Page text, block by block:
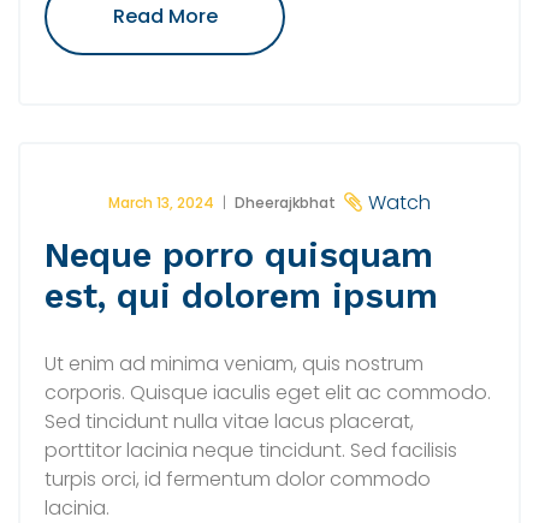
Read More"Quis
Autem
Vel
March 13, 2024 Dheerajkbhat Watch
Neque porro quisquam
est, qui dolorem ipsum
Ut enim ad minima veniam, quis nostrum
corporis. Quisque iaculis eget elit ac commodo.
Sed tincidunt nulla vitae lacus placerat,
porttitor lacinia neque tincidunt. Sed facilisis
turpis orci, id fermentum dolor commodo
lacinia.